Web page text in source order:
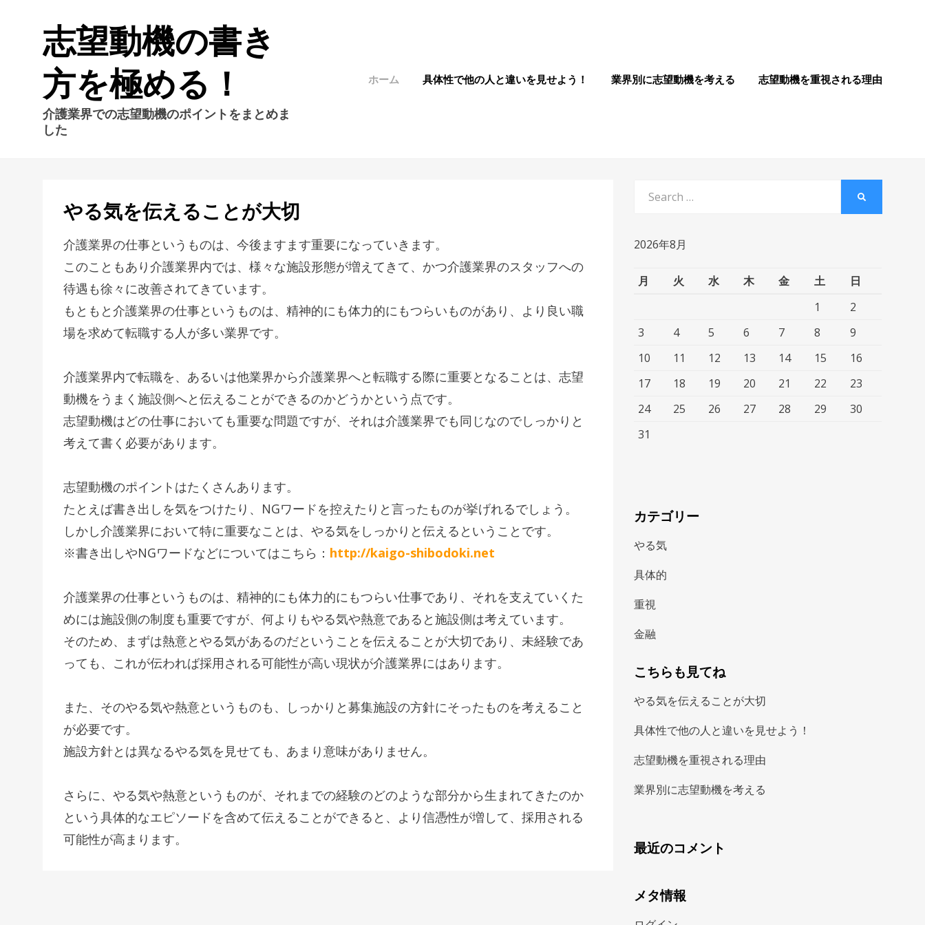
志望動機の書き
方を極める！
介護業界での志望動機のポイントをまとめま
した
ホーム 具体性で他の人と違いを見せよう！ 業界別に志望動機を考える 志望動機を重視される理由
やる気を伝えることが大切
介護業界の仕事というものは、今後ますます重要になっていきます。
このこともあり介護業界内では、様々な施設形態が増えてきて、かつ介護業界のスタッフへの
待遇も徐々に改善されてきています。
もともと介護業界の仕事というものは、精神的にも体力的にもつらいものがあり、より良い職
場を求めて転職する人が多い業界です。
介護業界内で転職を、あるいは他業界から介護業界へと転職する際に重要となることは、志望
動機をうまく施設側へと伝えることができるのかどうかという点です。
志望動機はどの仕事においても重要な問題ですが、それは介護業界でも同じなのでしっかりと
考えて書く必要があります。
志望動機のポイントはたくさんあります。
たとえば書き出しを気をつけたり、NGワードを控えたりと言ったものが挙げれるでしょう。
しかし介護業界において特に重要なことは、やる気をしっかりと伝えるということです。
※書き出しやNGワードなどについてはこちら： http://kaigo-shibodoki.net
介護業界の仕事というものは、精神的にも体力的にもつらい仕事であり、それを支えていくた
めには施設側の制度も重要ですが、何よりもやる気や熱意であると施設側は考えています。
そのため、まずは熱意とやる気があるのだということを伝えることが大切であり、未経験であ
っても、これが伝われば採用される可能性が高い現状が介護業界にはあります。
また、そのやる気や熱意というものも、しっかりと募集施設の方針にそったものを考えること
が必要です。
施設方針とは異なるやる気を見せても、あまり意味がありません。
さらに、やる気や熱意というものが、それまでの経験のどのような部分から生まれてきたのか
という具体的なエピソードを含めて伝えることができると、より信憑性が増して、採用される
可能性が高まります。
2026年8月
月 火 水 木 金 土
日
1
2
3
4 5 6 7 8
9
10
11 12 13 14 15
16
17
18 19 20 21 22
23
24
25 26 27 28 29
30
31
カテゴリー
やる気
具体的
重視
金融
こちらも見てね
やる気を伝えることが大切
具体性で他の人と違いを見せよう！
志望動機を重視される理由
業界別に志望動機を考える
最近のコメント
メタ情報